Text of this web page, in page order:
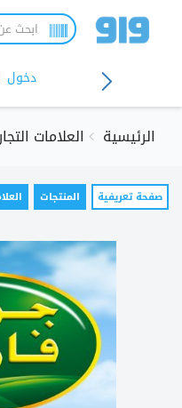
دخول
الرئيسية العلامات
التبويبات
الأساسية
صفحة تعريفية (علامة
التبويب
المنتجات